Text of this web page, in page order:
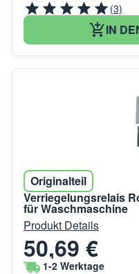
(3)
IN
Originalteil
Verriegelungsrelais
für Waschmaschine
Produkt Details
50,69 €
1-2 Werktage